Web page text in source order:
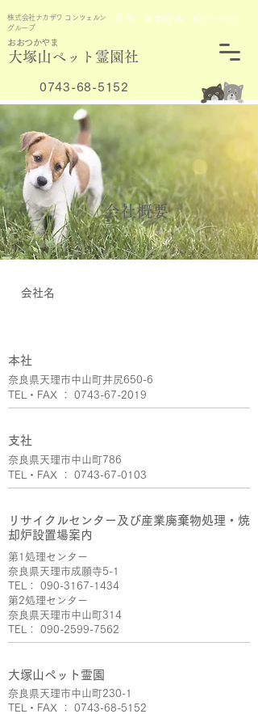
​株式会社ナカザワ コンツェルン
グループ
​受付 年中無休・8時～17時
​おおつかやま
​大塚山ペット霊園社
0743-68-5152
​会社概要
​会社名
​本社
奈良県天理市中山町井尻650-6
TEL・FAX ： 0743-67-2019
支社
奈良県天理市中山町786
TEL・FAX ： 0743-67-0103
リサイクルセンター及び産業廃棄物処理・焼
却炉設置場案内
第1処理センター
奈良県天理市成願寺5-1
TEL： 090-3167-1434
第2処理センター
奈良県天理市中山町314
TEL： 090-2599-7562
大塚山ペット霊園
奈良県天理市中山町230-1
TEL・FAX ： 0743-68-5152